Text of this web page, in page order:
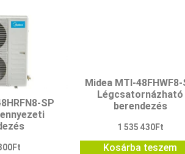
SP
Ft
Midea MTI-48FHWF8-
Légcsatornázható
berendezés
1 535 430Ft
Kosárba teszem